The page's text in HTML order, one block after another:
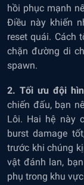
hồi phục mạnh
Điều này khiến
reset quái. Cách
chặn đường di
spawn.
2. Tối ưu đội
chiến đấu, bạn
Lôi. Hai hệ này
burst damage
trước khi chúng
vật đánh lan,
phụ trong khu